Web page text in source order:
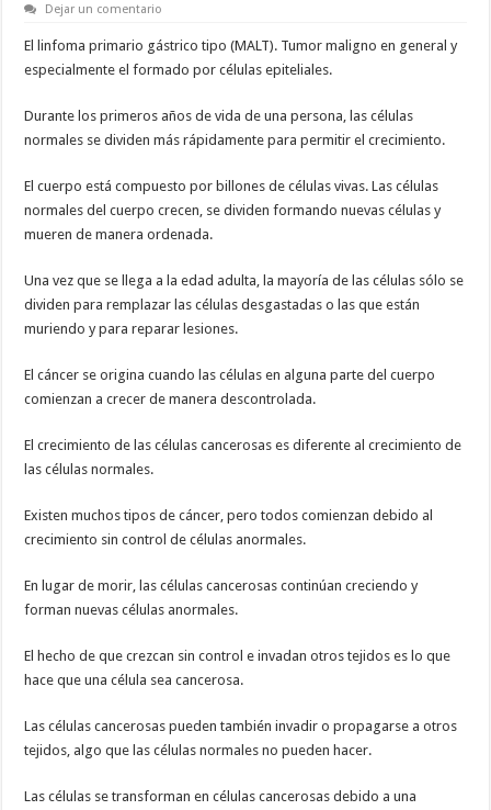
Dejar un comentario
El linfoma primario gástrico tipo (MALT). Tumor maligno en general y
especialmente el formado por células epiteliales.
Durante los primeros años de vida de una persona, las células
normales se dividen más rápidamente para permitir el crecimiento.
El cuerpo está compuesto por billones de células vivas. Las células
normales del cuerpo crecen, se dividen formando nuevas células y
mueren de manera ordenada.
Una vez que se llega a la edad adulta, la mayoría de las células sólo se
dividen para remplazar las células desgastadas o las que están
muriendo y para reparar lesiones.
El cáncer se origina cuando las células en alguna parte del cuerpo
comienzan a crecer de manera descontrolada.
El crecimiento de las células cancerosas es diferente al crecimiento de
las células normales.
Existen muchos tipos de cáncer, pero todos comienzan debido al
crecimiento sin control de células anormales.
En lugar de morir, las células cancerosas continúan creciendo y
forman nuevas células anormales.
El hecho de que crezcan sin control e invadan otros tejidos es lo que
hace que una célula sea cancerosa.
Las células cancerosas pueden también invadir o propagarse a otros
tejidos, algo que las células normales no pueden hacer.
Las células se transforman en células cancerosas debido a una